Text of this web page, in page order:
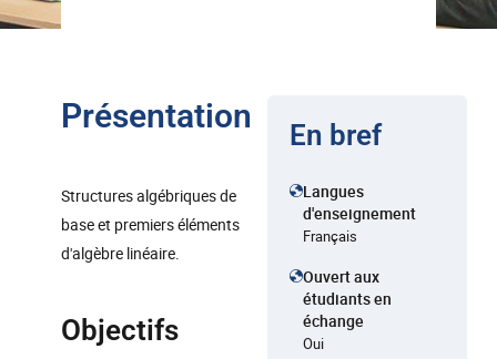
Présentation
Structures algébriques de
base et premiers éléments
d'algèbre linéaire.
Objectifs
En bref
Langues
d'enseignement
Français
Ouvert aux
étudiants en
échange
Oui